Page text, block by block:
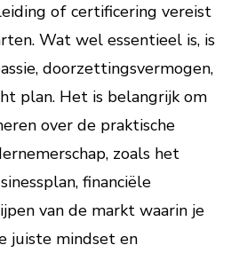
of certificering vereist
Wat wel essentieel is, is
doorzettingsvermogen,
plan. Het is belangrijk om
over de praktische
zoals het
financiële
van de markt waarin je
juiste mindset en